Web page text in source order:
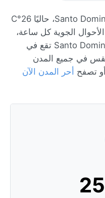
الطقس المباشر في Santo Domingo Oeste، حاليًا 26°C
توقعات 7 يومًا، الأحوال الجوية كل ساعة،
في جميع المدن
تصفح أحر المدن الآن